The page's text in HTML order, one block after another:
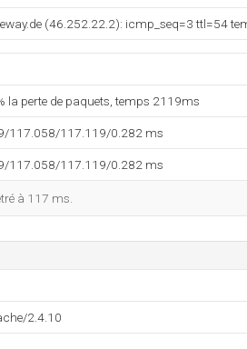
(46.252.22.2): icmp_seq=3 ttl=54
la perte de paquets, temps 2119ms
117.058/117.119/0.282 ms
117.058/117.119/0.282 ms
à 117 ms.
2.4.10